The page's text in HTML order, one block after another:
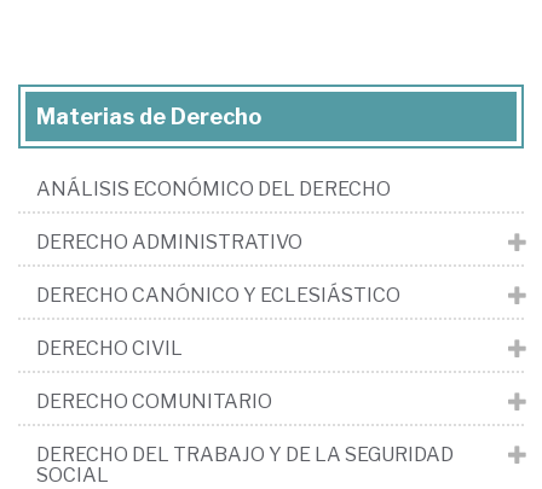
Materias de Derecho
ANÁLISIS ECONÓMICO DEL DERECHO
DERECHO ADMINISTRATIVO
DERECHO CANÓNICO Y ECLESIÁSTICO
DERECHO CIVIL
DERECHO COMUNITARIO
DERECHO DEL TRABAJO Y DE LA SEGURIDAD
SOCIAL